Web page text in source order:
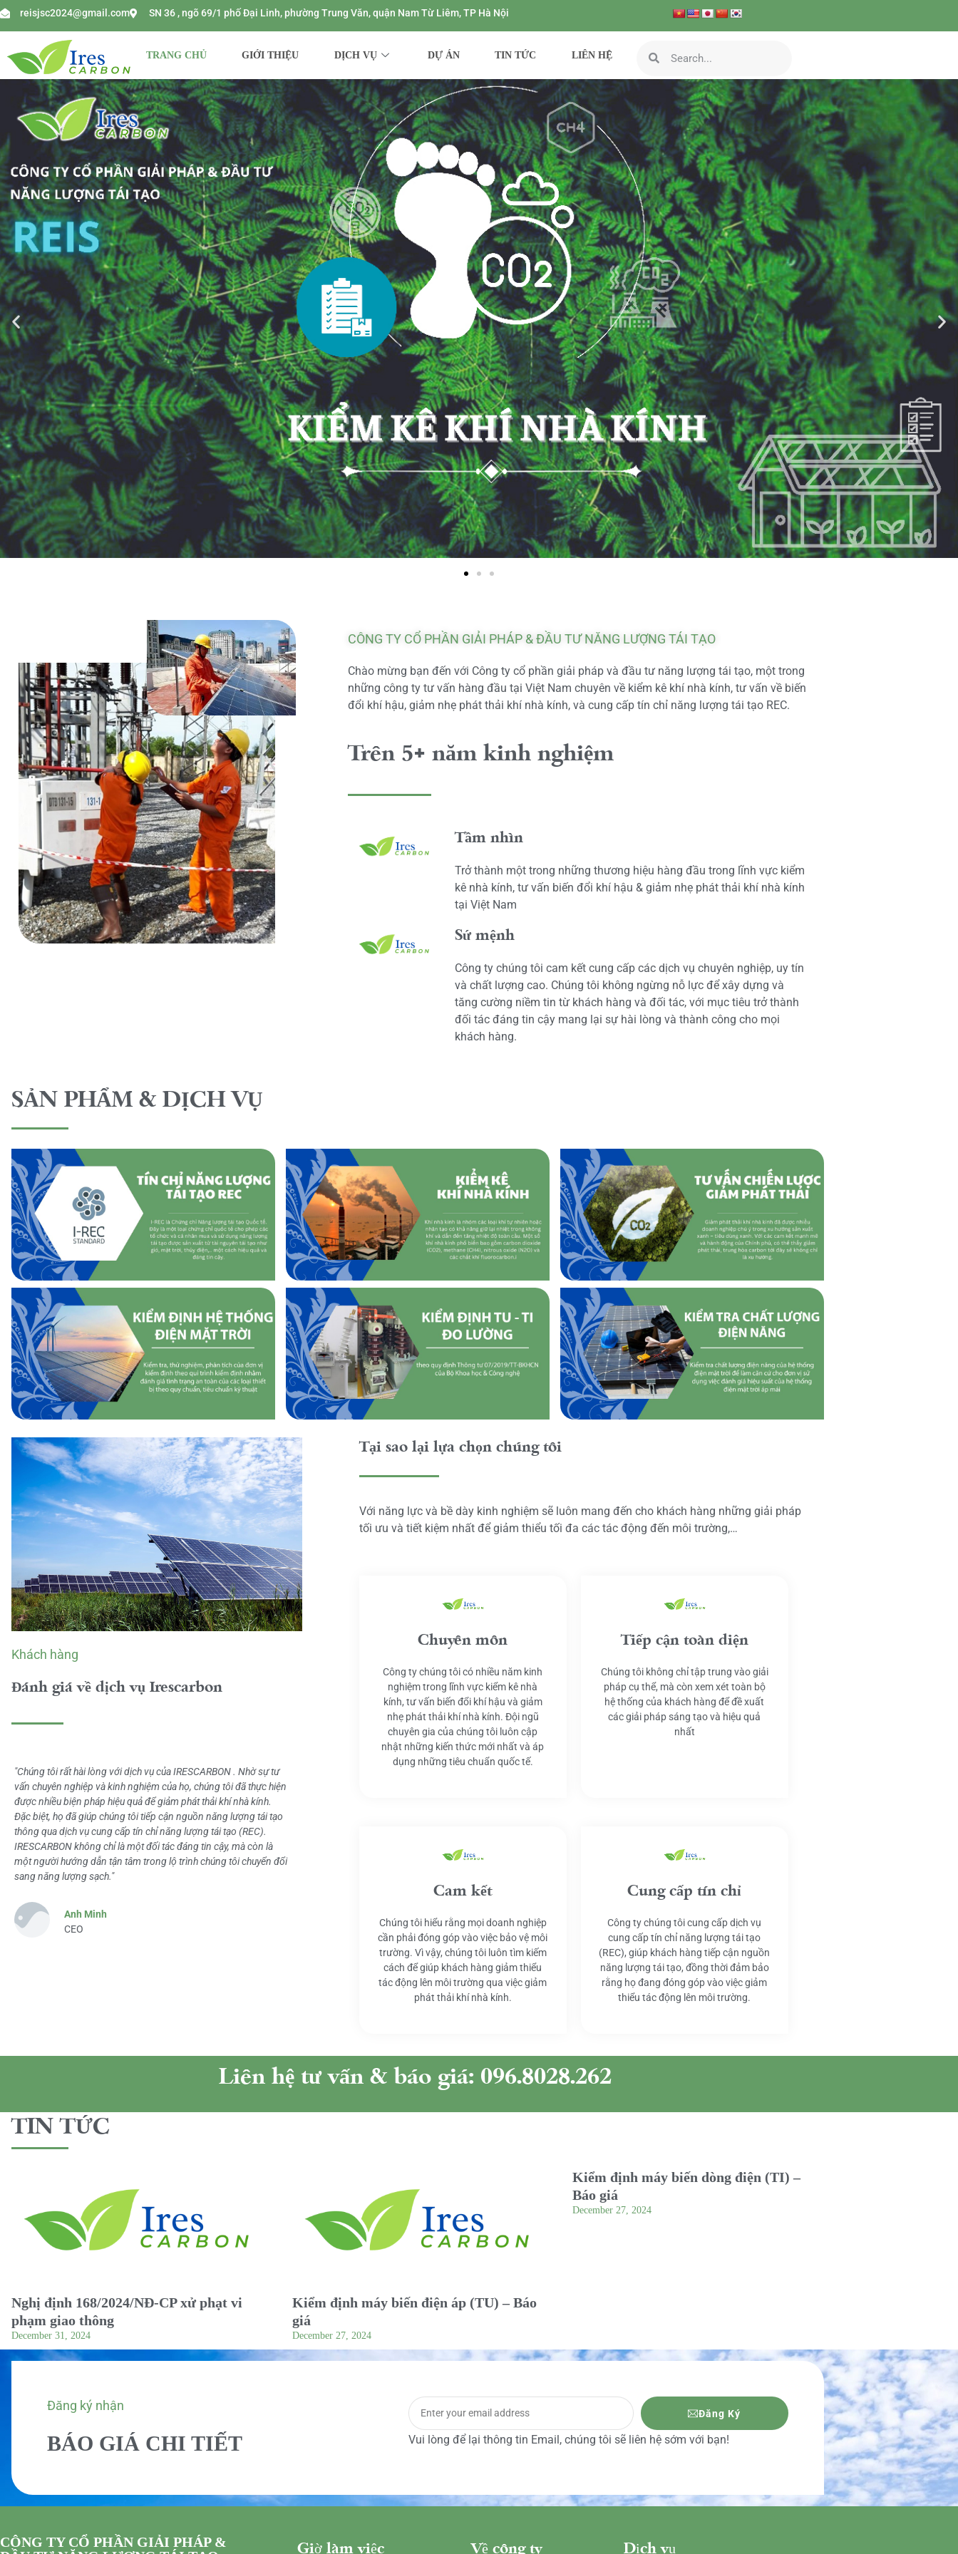
reisjsc2024@gmail.com SN 36 , ngõ 69/1 phố Đại Linh, phường Trung Văn, quận Nam Từ Liêm, TP Hà Nội
TRANG CHỦ GIỚI THIỆU DỊCH VỤ DỰ ÁN TIN TỨC LIÊN HỆ
CÔNG TY CỔ PHẦN GIẢI PHÁP & ĐẦU TƯ NĂNG LƯỢNG TÁI TẠO
Chào mừng bạn đến với Công ty cổ phần giải pháp và đầu tư năng lượng tái tạo, một trong
những công ty tư vấn hàng đầu tại Việt Nam chuyên về kiểm kê khí nhà kính, tư vấn về biến
đổi khí hậu, giảm nhẹ phát thải khí nhà kính, và cung cấp tín chỉ năng lượng tái tạo REC.
Trên 5+ năm kinh nghiệm
Tầm nhìn
Trở thành một trong những thương hiệu hàng đầu trong lĩnh vực kiểm
kê nhà kính, tư vấn biến đổi khí hậu & giảm nhẹ phát thải khí nhà kính
tại Việt Nam
Sứ mệnh
Công ty chúng tôi cam kết cung cấp các dịch vụ chuyên nghiệp, uy tín
và chất lượng cao. Chúng tôi không ngừng nỗ lực để xây dựng và
tăng cường niềm tin từ khách hàng và đối tác, với mục tiêu trở thành
đối tác đáng tin cậy mang lại sự hài lòng và thành công cho mọi
khách hàng.
SẢN PHẨM & DỊCH VỤ
Khách hàng
Đánh giá về dịch vụ Irescarbon
"Chúng tôi rất hài lòng với dịch vụ của IRESCARBON . Nhờ sự tư
vấn chuyên nghiệp và kinh nghiệm của họ, chúng tôi đã thực hiện
được nhiều biện pháp hiệu quả để giảm phát thải khí nhà kính.
Đặc biệt, họ đã giúp chúng tôi tiếp cận nguồn năng lượng tái tạo
thông qua dịch vụ cung cấp tín chỉ năng lượng tái tạo (REC).
IRESCARBON không chỉ là một đối tác đáng tin cậy, mà còn là
một người hướng dẫn tận tâm trong lộ trình chúng tôi chuyển đổi
sang năng lượng sạch."
Anh Minh
CEO
Tại sao lại lựa chọn chúng tôi
Với năng lực và bề dày kinh nghiệm sẽ luôn mang đến cho khách hàng những giải pháp
tối ưu và tiết kiệm nhất để giảm thiểu tối đa các tác động đến môi trường,…
Chuyên môn
Công ty chúng tôi có nhiều năm kinh
nghiệm trong lĩnh vực kiểm kê nhà
kính, tư vấn biến đổi khí hậu và giảm
nhẹ phát thải khí nhà kính. Đội ngũ
chuyên gia của chúng tôi luôn cập
nhật những kiến thức mới nhất và áp
dụng những tiêu chuẩn quốc tế.
Tiếp cận toàn diện
Chúng tôi không chỉ tập trung vào giải
pháp cụ thể, mà còn xem xét toàn bộ
hệ thống của khách hàng để đề xuất
các giải pháp sáng tạo và hiệu quả
nhất
Cam kết
Chúng tôi hiểu rằng mọi doanh nghiệp
cần phải đóng góp vào việc bảo vệ môi
trường. Vì vậy, chúng tôi luôn tìm kiếm
cách để giúp khách hàng giảm thiểu
tác động lên môi trường qua việc giảm
phát thải khí nhà kính.
Cung cấp tín chỉ
Công ty chúng tôi cung cấp dịch vụ
cung cấp tín chỉ năng lượng tái tạo
(REC), giúp khách hàng tiếp cận nguồn
năng lượng tái tạo, đồng thời đảm bảo
rằng họ đang đóng góp vào việc giảm
thiểu tác động lên môi trường.
Liên hệ tư vấn & báo giá: 096.8028.262
TIN TỨC
Nghị định 168/2024/NĐ-CP xử phạt vi
phạm giao thông
December 31, 2024
Kiểm định máy biến điện áp (TU) – Báo
giá
December 27, 2024
Kiểm định máy biến dòng điện (TI) –
Báo giá
December 27, 2024
Đăng ký nhận
BÁO GIÁ CHI TIẾT
Đăng Ký
Vui lòng để lại thông tin Email, chúng tôi sẽ liên hệ sớm với bạn!
CÔNG TY CỔ PHẦN GIẢI PHÁP &
Giờ làm việc Về công ty Dịch vụ